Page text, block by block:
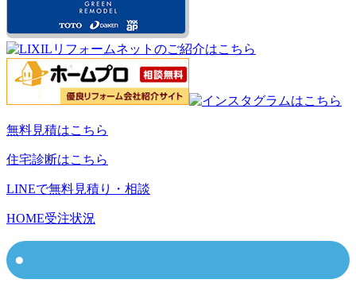
無料見積はこちら
住宅診断はこちら
LINEで無料見積り・相談
HOME受注状況